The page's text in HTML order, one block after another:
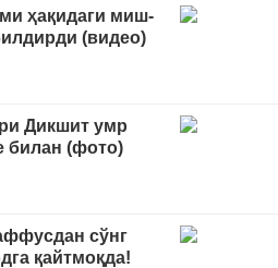
ҳақидаги миш-
(видео)
Дикшит умр
(фото)
сўнг
қайтмоқда!